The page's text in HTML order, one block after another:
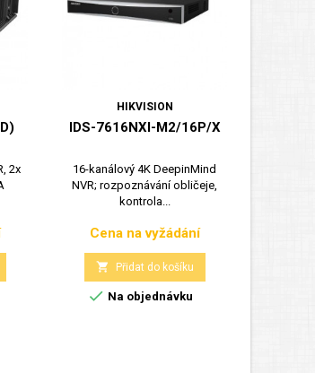
2x
HIKVISION
IDS-7616NXI-M2/16P/X
16-kanálový 4K DeepinMind
NVR; rozpoznávání obličeje,
kontrola...
Cena
Cena na vyžádání
 Přidat do košíku
 Na objednávku